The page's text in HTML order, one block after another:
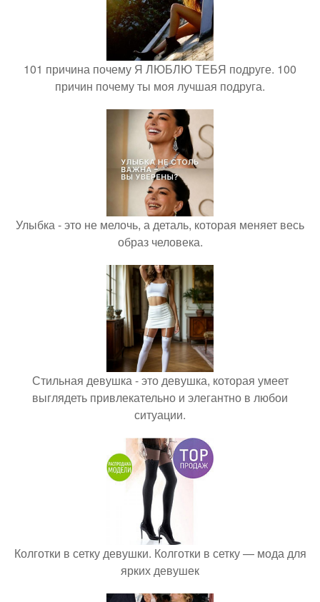
101 причина почему Я ЛЮБЛЮ ТЕБЯ подруге. 100
причин почему ты моя лучшая подруга.
Улыбка - это не мелочь, а деталь, которая меняет весь
образ человека.
Стильная девушка - это девушка, которая умеет
выглядеть привлекательно и элегантно в любои
ситуации.
Колготки в сетку девушки. Колготки в сетку — мода для
ярких девушек